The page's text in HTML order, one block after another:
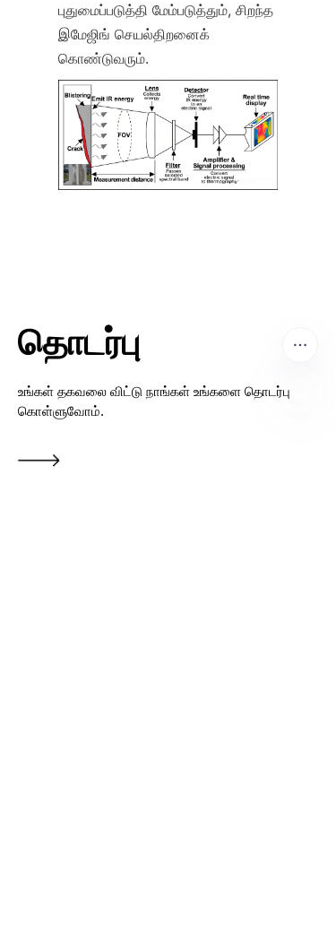
புதுமைப்படுத்தி மேம்படுத்தும், சிறந்த
இமேஜிங் செயல்திறனைக்
கொண்டுவரும்.
தொடர்பு
உங்கள் தகவலை விட்டு நாங்கள் உங்களை தொடர்பு
கொள்ளுவோம்.